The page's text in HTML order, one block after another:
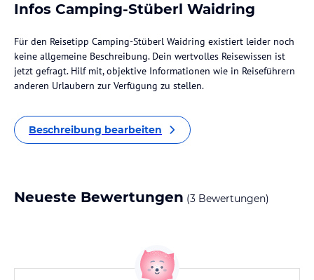
Infos Camping-Stüberl Waidring
Für den Reisetipp Camping-Stüberl Waidring existiert leider noch
keine allgemeine Beschreibung. Dein wertvolles Reisewissen ist
jetzt gefragt. Hilf mit, objektive Informationen wie in Reiseführern
anderen Urlaubern zur Verfügung zu stellen.
Beschreibung bearbeiten
Neueste Bewertungen (3 Bewertungen)